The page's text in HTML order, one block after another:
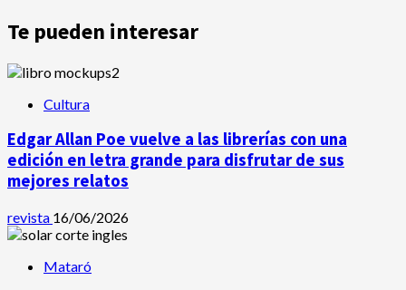
Te pueden interesar
Cultura
Edgar Allan Poe vuelve a las librerías con una
edición en letra grande para disfrutar de sus
mejores relatos
revista 16/06/2026
Mataró